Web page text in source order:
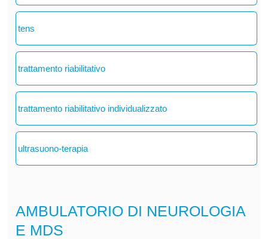
tens
trattamento riabilitativo
trattamento riabilitativo individualizzato
ultrasuono-terapia
AMBULATORIO DI NEUROLOGIA
E MDS